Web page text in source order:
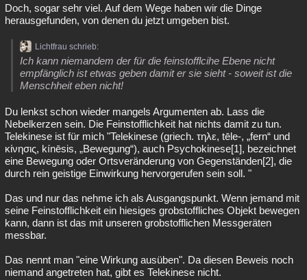
Doch, sogar sehr viel. Auf dem Wege haben wir die Dinge
herausgefunden, von denen du jetzt umgeben bist.
Lichtfrau schrieb:
Ich kann niemandem der für die feinstofflcihe Ebene nicht
empfänglich ist etwas geben damit er sie sieht - soweit ist die
Menschheit eben nicht!
Du lenkst schon wieder mangels Argumenten ab. Lass die
Nebelkerzen sein. Die Feinstofflichkeit hat nichts damit zu tun.
Telekinese ist für mich "Telekinese (griech. τηλε, tēle-, „fern“ und
κίνησις, kínēsis, „Bewegung“), auch Psychokinese[1], bezeichnet
eine Bewegung oder Ortsveränderung von Gegenständen[2], die
durch rein geistige Einwirkung hervorgerufen sein soll. "
Das und nur das nehme ich als Ausgangspunkt. Wenn jemand mit
seine Feinstofflichkeit ein hiesiges grobstoffliches Objekt bewegen
kann, dann ist das mit unseren grobstofflichen Messgeräten
messbar.
Das nennt man "eine Wirkung ausüben". Da diesen Beweis noch
niemand angetreten hat, gibt es Telekinese nicht.